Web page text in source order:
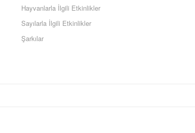
Hayvanlarla İlgili Etkinlikler
Sayılarla İlgili Etkinlikler
Şarkılar